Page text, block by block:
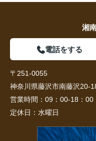
湘
電話をする
〒251-0055
神奈川県藤沢市南藤沢20-
営業時間： 09：00-18：00
定休日： 水曜日